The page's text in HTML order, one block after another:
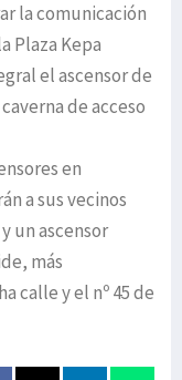
la comunicación
Plaza Kepa
el ascensor de
de acceso
en
a sus vecinos
un ascensor
más
calle y el nº 45 de